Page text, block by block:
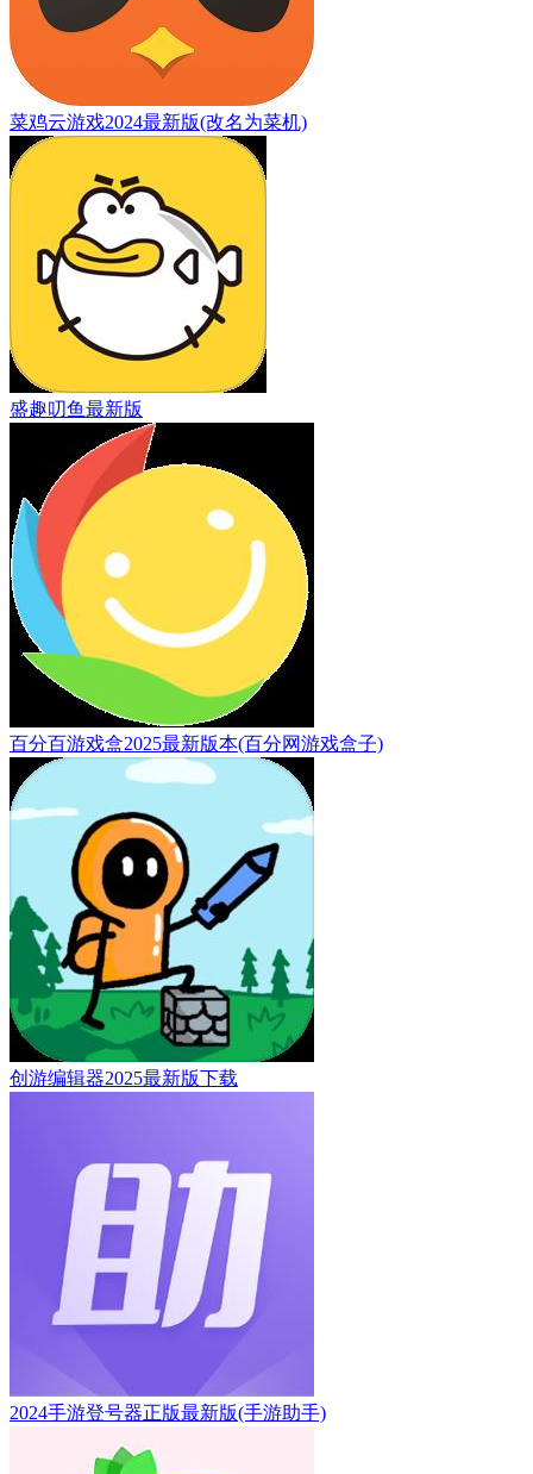
菜鸡云游戏2024最新版(改名为菜机)
盛趣叨鱼最新版
百分百游戏盒2025最新版本(百分网游戏盒子)
创游编辑器2025最新版下载
2024手游登号器正版最新版(手游助手)